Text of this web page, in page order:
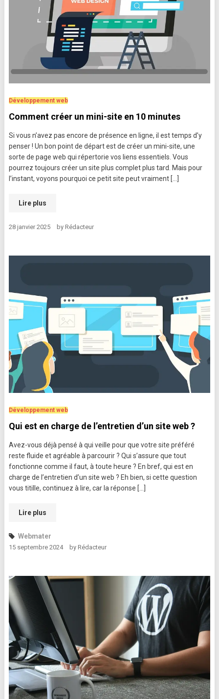
Développement web
Comment créer un mini-site en 10 minutes
Si vous n’avez pas encore de présence en ligne, il est temps d’y
penser ! Un bon point de départ est de créer un mini-site, une
sorte de page web qui répertorie vos liens essentiels. Vous
pourrez toujours créer un site plus complet plus tard. Mais pour
l’instant, voyons pourquoi ce petit site peut vraiment […]
Lire plus
28 janvier 2025 by Rédacteur
Développement web
Qui est en charge de l’entretien d’un site web ?
Avez-vous déjà pensé à qui veille pour que votre site préféré
reste fluide et agréable à parcourir ? Qui s’assure que tout
fonctionne comme il faut, à toute heure ? En bref, qui est en
charge de l’entretien d’un site web ? Eh bien, si cette question
vous titille, continuez à lire, car la réponse […]
Lire plus
Webmater
15 septembre 2024 by Rédacteur